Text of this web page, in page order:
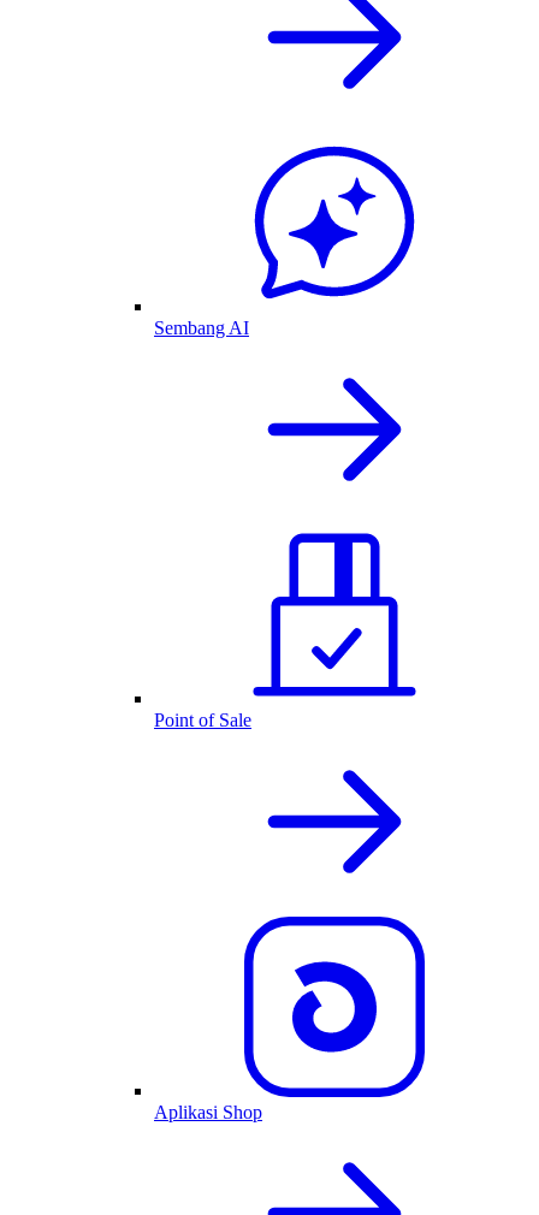
Sembang AI
Point of Sale
Aplikasi Shop